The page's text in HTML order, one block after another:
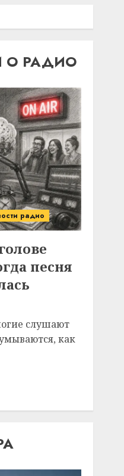
О РАДИО
радио
песня
слушают
как